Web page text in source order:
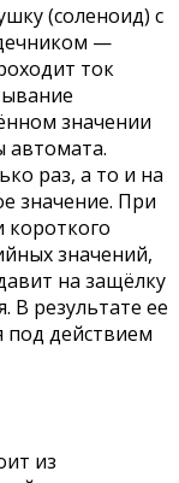
(соленоид) с
—
ток
значении
автомата.
раз, а то и на
значение. При
значений,
на защёлку
В результате ее
действием
из